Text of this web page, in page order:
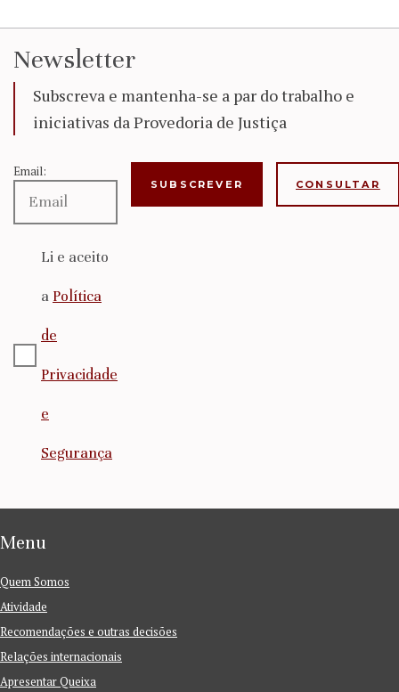
Newsletter
Subscreva e mantenha-se a par do trabalho e
iniciativas da Provedoria de Justiça
Email:
Li e aceito
a Política
de
Privacidade
e
Segurança
CONSULTAR
Menu
Quem Somos
Atividade
Recomendações e outras decisões
Relações internacionais
Apresentar Queixa